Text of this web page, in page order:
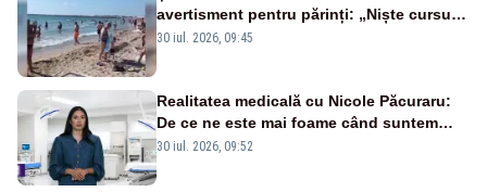
avertisment pentru părinți: „Niște cursuri
de înot la piscină nu sunt suficiente”
30 iul. 2026, 09:45
Realitatea medicală cu Nicole Păcuraru:
De ce ne este mai foame când suntem
obosiți?
30 iul. 2026, 09:52